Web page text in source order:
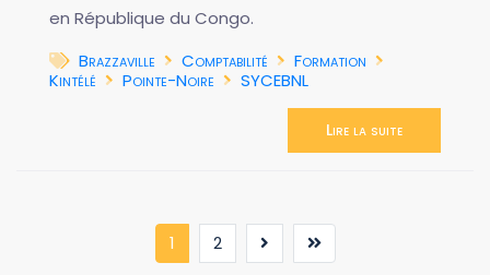
en République du Congo.
Brazzaville
Comptabilité
Formation
Kintélé
Pointe-Noire SYCEBNL
Lire la suite
1 (current)
2